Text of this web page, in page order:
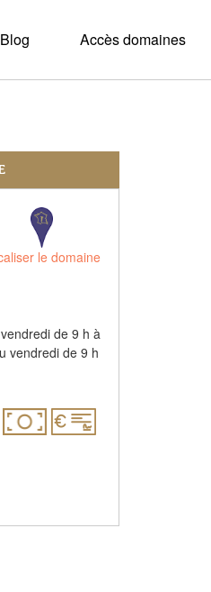
Blog Accès domaines
le domaine
de 9 h à
vendredi de 9 h